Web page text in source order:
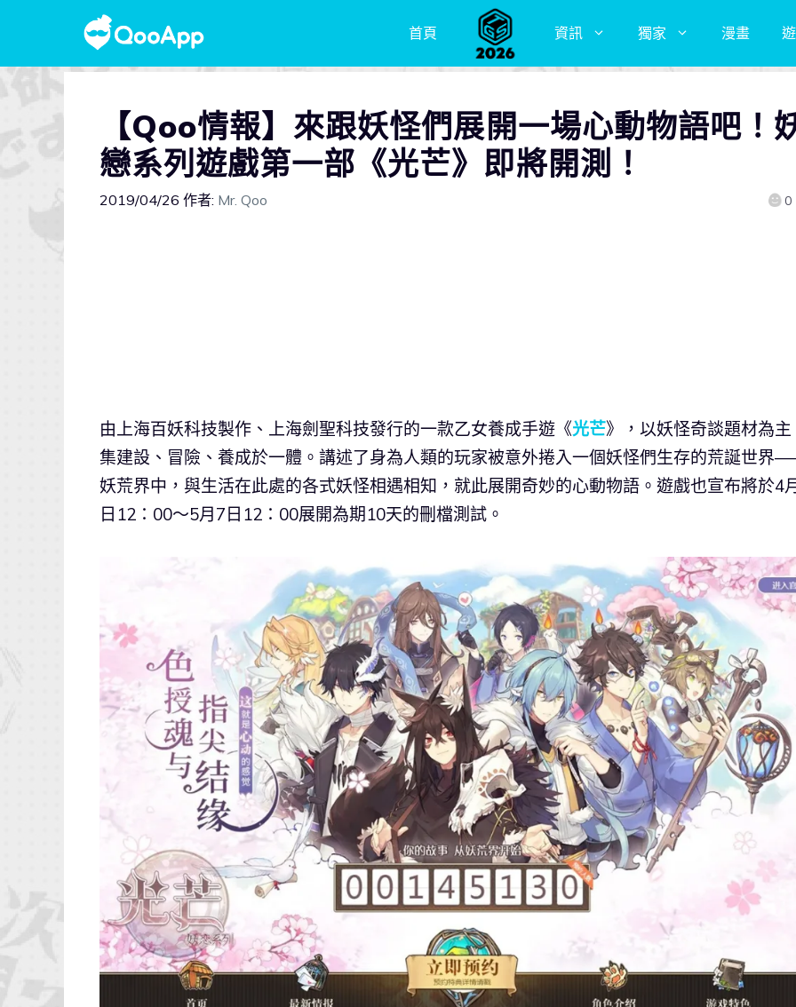
首頁 資訊 獨家 漫畫
【Qoo情報】來跟妖怪們展開一場心動物語吧！
戀系列遊戲第一部《光芒》即將開測！
2019/04/26 作者: Mr. Qoo 0
由上海百妖科技製作、上海劍聖科技發行的一款乙女養成手遊《光芒》，以妖怪奇談題材為主
集建設、冒險、養成於一體。講述了身為人類的玩家被意外捲入一個妖怪們生存的荒誕世界
妖荒界中，與生活在此處的各式妖怪相遇相知，就此展開奇妙的心動物語。遊戲也宣布將於4
日12：00～5月7日12：00展開為期10天的刪檔測試。